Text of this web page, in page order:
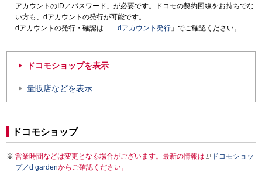
アカウントのID／パスワード」が必要です。ドコモの契約回線をお持ちでな
い方も、dアカウントの発行が可能です。
dアカウントの発行・確認は「
dアカウント発行 」でご確認ください。
ドコモショップを表示
量販店などを表示
ドコモショップ
営業時間などは変更となる場合がございます。最新の情報は
ドコモショッ
プ／d gardenからご確認ください。